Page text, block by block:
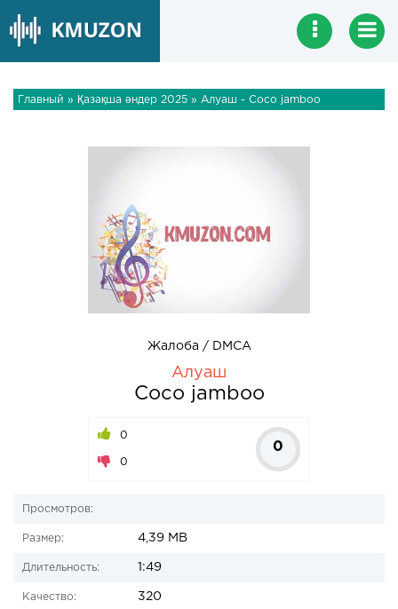
Главный » Қазақша әндер 2025 » Алуаш - Coco jamboo
Жалоба / DMCA
Алуаш
Coco jamboo
0
0
0
Просмотров:
Размер: 4,39 MB
Длительность: 1:49
Качество: 320